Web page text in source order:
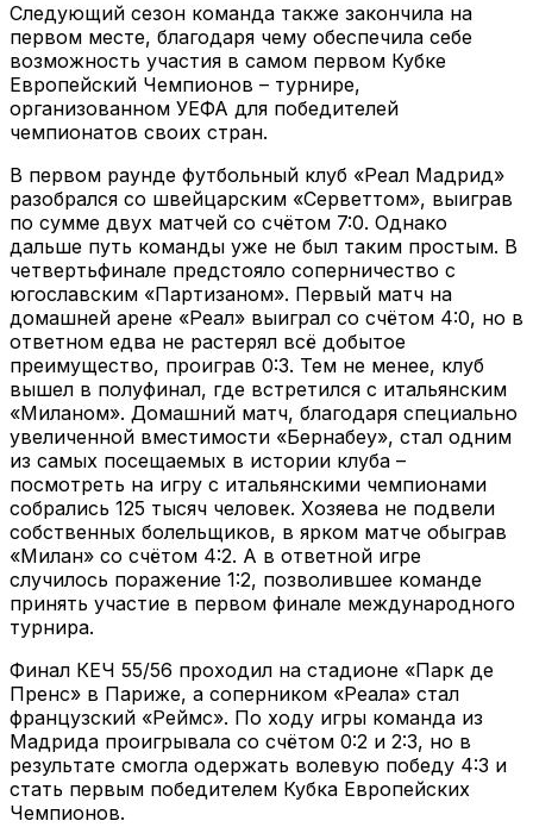
Следующий сезон команда также закончила на
первом месте, благодаря чему обеспечила себе
возможность участия в самом первом Кубке
Европейский Чемпионов – турнире,
организованном УЕФА для победителей
чемпионатов своих стран.
В первом раунде футбольный клуб «Реал Мадрид»
разобрался со швейцарским «Серветтом», выиграв
по сумме двух матчей со счётом 7:0. Однако
дальше путь команды уже не был таким простым. В
четвертьфинале предстояло соперничество с
югославским «Партизаном». Первый матч на
домашней арене «Реал» выиграл со счётом 4:0, но в
ответном едва не растерял всё добытое
преимущество, проиграв 0:3. Тем не менее, клуб
вышел в полуфинал, где встретился с итальянским
«Миланом». Домашний матч, благодаря специально
увеличенной вместимости «Бернабеу», стал одним
из самых посещаемых в истории клуба –
посмотреть на игру с итальянскими чемпионами
собрались 125 тысяч человек. Хозяева не подвели
собственных болельщиков, в ярком матче обыграв
«Милан» со счётом 4:2. А в ответной игре
случилось поражение 1:2, позволившее команде
принять участие в первом финале международного
турнира.
Финал КЕЧ 55/56 проходил на стадионе «Парк де
Пренс» в Париже, а соперником «Реала» стал
французский «Реймс». По ходу игры команда из
Мадрида проигрывала со счётом 0:2 и 2:3, но в
результате смогла одержать волевую победу 4:3 и
стать первым победителем Кубка Европейских
Чемпионов.